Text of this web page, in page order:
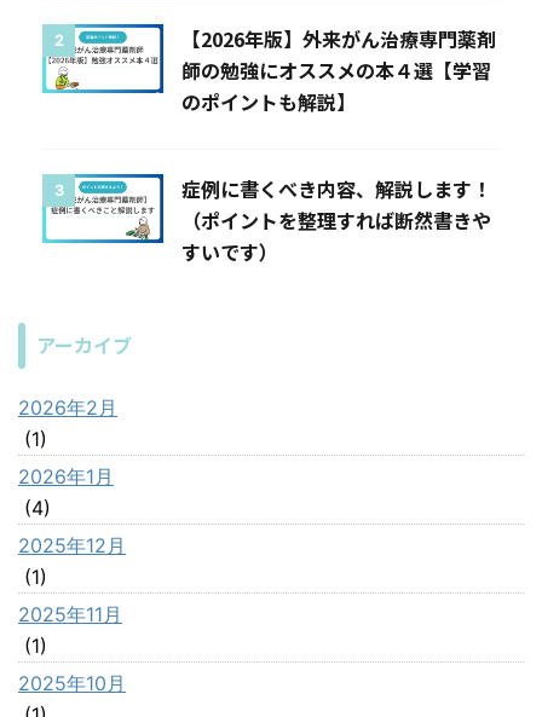
2
【2026年版】外来がん治療専門薬剤
師の勉強にオススメの本４選【学習
のポイントも解説】
3
症例に書くべき内容、解説します！
（ポイントを整理すれば断然書きや
すいです）
アーカイブ
2026年2月
(1)
2026年1月
(4)
2025年12月
(1)
2025年11月
(1)
2025年10月